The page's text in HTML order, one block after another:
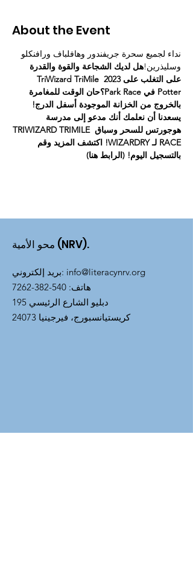
About the Event
نداء لجميع سحرة جريفندور وهافلباف ورافنكلو
وسليذرين!هل لديك الشجاعة والقوة والقدرة
على التغلب على 2023 TriWizard TriMile
Potter في Park Race؟
حان الوقت للمغامرة
بالخروج من الخزانة الموجودة أسفل الدرج!
يسعدنا أن نعلمك أنك مدعو إلى مدرسة
هوجورتس للسحر وسباق TRIWIZARD TRIMILE
RACE لـ WIZARDRY!
اكتشف المزيد وقم
بالتسجيل اليوم! (الرابط هنا)
محو الأمية (NRV).
بريد إلكتروني: info@literacynrv.org
هاتف:
540-382-7262
195 دبليو الشارع الرئيسي
كريستيانسبورج، فيرجينيا 24073